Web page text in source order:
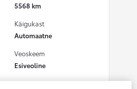
5568 km
Käigukast
Automaatne
Veoskeem
Esiveoline